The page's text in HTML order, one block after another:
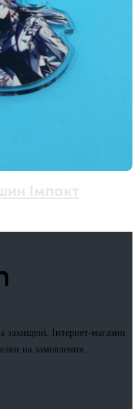
захищені. Інтернет-магазин
на замовлення.